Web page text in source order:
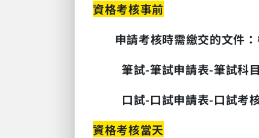
資格考核事前
申請考核時需繳交的文件
筆試-筆試申請表-筆試科
口試-口試申請表-口試考
資格考核當天